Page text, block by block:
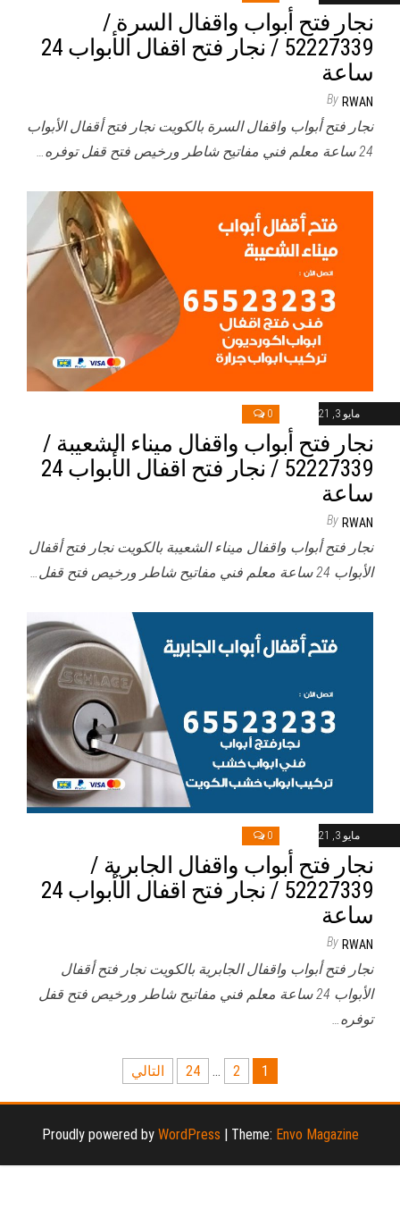
نجار فتح أبواب واقفال السرة /
52227339 / نجار فتح اقفال الأبواب 24
ساعة
By RWAN
نجار فتح أبواب واقفال السرة بالكويت نجار فتح أقفال الأبواب
24 ساعة معلم فني مفاتيح شاطر ورخيص فتح قفل توفره…
مايو 3, 2021 0
نجار فتح أبواب واقفال ميناء الشعيبة /
52227339 / نجار فتح اقفال الأبواب 24
ساعة
By RWAN
نجار فتح أبواب واقفال ميناء الشعيبة بالكويت نجار فتح أقفال
الأبواب 24 ساعة معلم فني مفاتيح شاطر ورخيص فتح قفل…
مايو 3, 2021 0
نجار فتح أبواب واقفال الجابرية /
52227339 / نجار فتح اقفال الأبواب 24
ساعة
By RWAN
نجار فتح أبواب واقفال الجابرية بالكويت نجار فتح أقفال
الأبواب 24 ساعة معلم فني مفاتيح شاطر ورخيص فتح قفل
توفره…
صفحات
المقالات
1
2
…
24 التالي
Proudly powered by WordPress | Theme: Envo Magazine